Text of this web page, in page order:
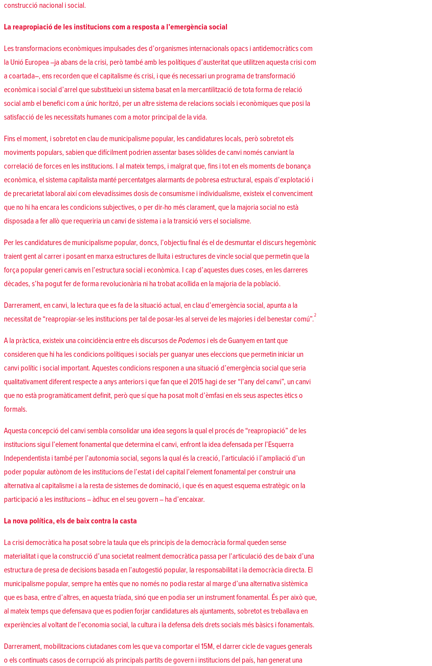
construcció nacional i social.
La reapropiació de les institucions com a resposta a l’emergència social
Les transformacions econòmiques impulsades des d’organismes internacionals opacs i antidemocràtics com
la Unió Europea –ja abans de la crisi, però també amb les polítiques d’austeritat que utilitzen aquesta crisi com
a coartada–, ens recorden que el capitalisme és crisi, i que és necessari un programa de transformació
econòmica i social d’arrel que substitueixi un sistema basat en la mercantilització de tota forma de relació
social amb el benefici com a únic horitzó, per un altre sistema de relacions socials i econòmiques que posi la
satisfacció de les necessitats humanes com a motor principal de la vida.
Fins el moment, i sobretot en clau de municipalisme popular, les candidatures locals, però sobretot els
moviments populars, sabien que difícilment podrien assentar bases sòlides de canvi només canviant la
correlació de forces en les institucions. I al mateix temps, i malgrat que, fins i tot en els moments de bonança
econòmica, el sistema capitalista manté percentatges alarmants de pobresa estructural, espais d’explotació i
de precarietat laboral així com elevadíssimes dosis de consumisme i individualisme, existeix el convenciment
que no hi ha encara les condicions subjectives, o per dir-ho més clarament, que la majoria social no està
disposada a fer allò que requeriria un canvi de sistema i a la transició vers el socialisme.
Per les candidatures de municipalisme popular, doncs, l’objectiu final és el de desmuntar el discurs hegemònic
traient gent al carrer i posant en marxa estructures de lluita i estructures de vincle social que permetin que la
força popular generi canvis en l’estructura social i econòmica. I cap d’aquestes dues coses, en les darreres
dècades, s’ha pogut fer de forma revolucionària ni ha trobat acollida en la majoria de la població.
Darrerament, en canvi, la lectura que es fa de la situació actual, en clau d’emergència social, apunta a la
necessitat de “reapropiar-se les institucions per tal de posar-les al servei de les majories i del benestar comú”.2
A la pràctica, existeix una coincidència entre els discursos dePodemos i els de Guanyem en tant que
consideren que hi ha les condicions polítiques i socials per guanyar unes eleccions que permetin iniciar un
canvi polític i social important. Aquestes condicions responen a una situació d’emergència social que seria
qualitativament diferent respecte a anys anteriors i que fan que el 2015 hagi de ser “l’any del canvi”, un canvi
que no està programàticament definit, però que sí que ha posat molt d’èmfasi en els seus aspectes ètics o
formals.
Aquesta concepció del canvi sembla consolidar una idea segons la qual el procés de “reapropiació” de les
institucions sigui l’element fonamental que determina el canvi, enfront la idea defensada per l’Esquerra
Independentista i també per l’autonomia social, segons la qual és la creació, l’articulació i l’ampliació d’un
poder popular autònom de les institucions de l’estat i del capital l’element fonamental per construir una
alternativa al capitalisme i a la resta de sistemes de dominació, i que és en aquest esquema estratègic on la
participació a les institucions – àdhuc en el seu govern – ha d’encaixar.
La nova política, els de baix contra la casta
La crisi democràtica ha posat sobre la taula que els principis de la democràcia formal queden sense
materialitat i que la construcció d’una societat realment democràtica passa per l’articulació des de baix d’una
estructura de presa de decisions basada en l’autogestió popular, la responsabilitat i la democràcia directa. El
municipalisme popular, sempre ha entès que no només no podia restar al marge d’una alternativa sistèmica
que es basa, entre d’altres, en aquesta tríada, sinó que en podia ser un instrument fonamental. És per això que,
al mateix temps que defensava que es podien forjar candidatures als ajuntaments, sobretot es treballava en
experiències al voltant de l’economia social, la cultura i la defensa dels drets socials més bàsics i fonamentals.
Darrerament, mobilitzacions ciutadanes com les que va comportar el 15M, el darrer cicle de vagues generals
o els continuats casos de corrupció als principals partits de govern i institucions del país, han generat una